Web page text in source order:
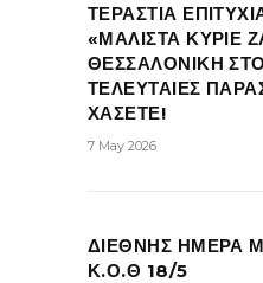
ΤΕΡΑΣΤΙΑ
«ΜΑΛΙΣΤΑ ΚΥΡΙΕ
ΘΕΣΣΑΛΟΝΙΚΗ
ΤΕΛΕΥΤΑΙΕΣ
ΧΑΣΕΤΕ!
7 May 2026
ΔΙΕΘΝΗΣ ΗΜΕΡΑ
Κ.Ο.Θ 18/5